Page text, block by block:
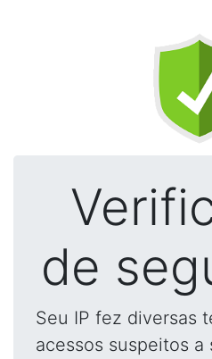
de
Seu IP fez diversas
acessos suspeitos a